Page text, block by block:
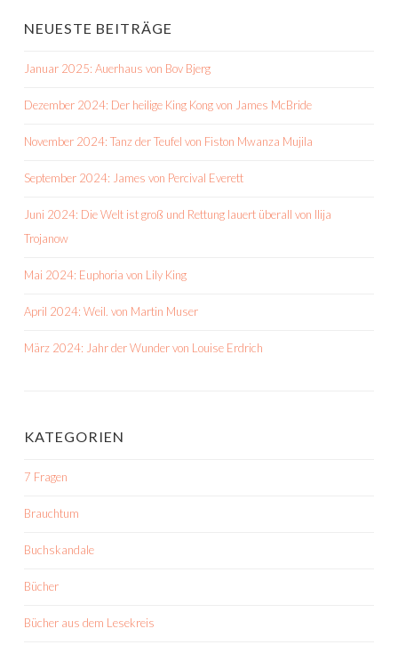
NEUESTE BEITRÄGE
Januar 2025: Auerhaus von Bov Bjerg
Dezember 2024: Der heilige King Kong von James McBride
November 2024: Tanz der Teufel von Fiston Mwanza Mujila
September 2024: James von Percival Everett
Juni 2024: Die Welt ist groß und Rettung lauert überall von Ilija
Trojanow
Mai 2024: Euphoria von Lily King
April 2024: Weil. von Martin Muser
März 2024: Jahr der Wunder von Louise Erdrich
KATEGORIEN
7 Fragen
Brauchtum
Buchskandale
Bücher
Bücher aus dem Lesekreis